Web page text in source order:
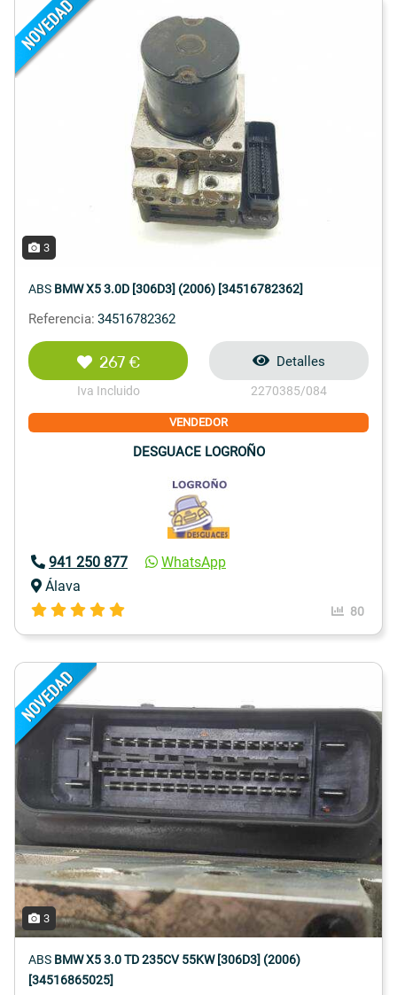
3
ABS BMW X5 3.0D [306D3] (2006) [34516782362]
Referencia: 34516782362
267 €
Iva Incluido
Detalles
2270385/084
VENDEDOR
DESGUACE LOGROÑO
941 250 877
WhatsApp
Álava
80
3
ABS BMW X5 3.0 TD 235CV 55KW [306D3] (2006)
[34516865025]